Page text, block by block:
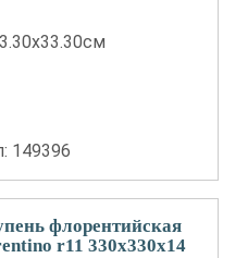
149396
флорентийская
r11 330x330x14